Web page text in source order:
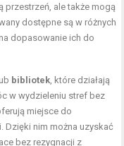
przestrzeń, ale także mogą
dostępne są w różnych
dopasowanie ich do
lub bibliotek , które działają
w wydzieleniu stref bez
miejsce do
Dzięki nim można uzyskać
bez rezygnacji z